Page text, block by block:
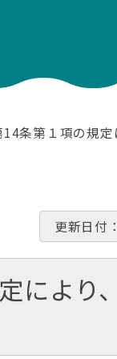
条第１項の規
更新日
により